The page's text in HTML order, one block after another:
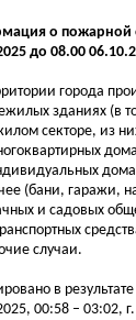
о пожарной
до 08.00
города
зданиях (в
секторе, из
(бани, гаражи,
и садовых
случаи.
в
00:58 – 03:02,